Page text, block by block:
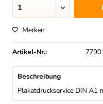
Merken
Artikel-Nr.:
Beschreibung
Plakatdruckservice DIN A1